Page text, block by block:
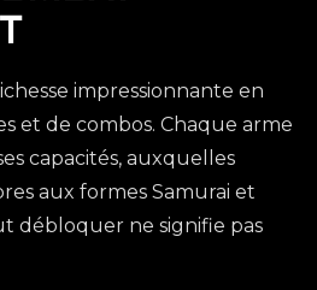
impressionnante en
et de combos. Chaque arme
capacités, auxquelles
aux formes Samurai et
débloquer ne signifie pas